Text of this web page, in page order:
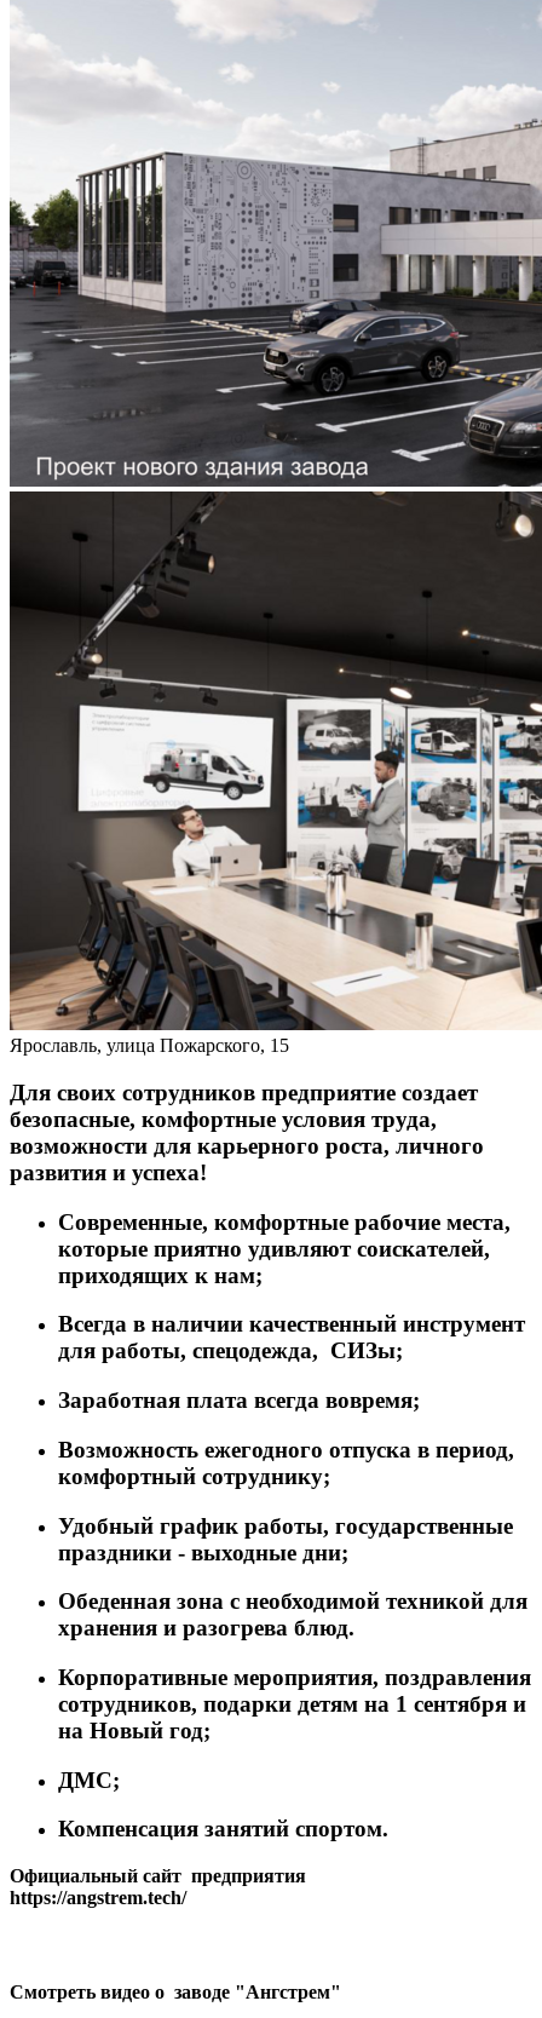
Ярославль, улица Пожарского, 15
Для своих сотрудников предприятие создает
безопасные, комфортные условия труда,
возможности для карьерного роста, личного
развития и успеха!
Современные, комфортные рабочие места,
которые приятно удивляют соискателей,
приходящих к нам;
Всегда в наличии качественный инструмент
для работы, спецодежда, СИЗы;
Заработная плата всегда вовремя;
Возможность ежегодного отпуска в период,
комфортный сотруднику;
Удобный график работы, государственные
праздники - выходные дни;
Обеденная зона с необходимой техникой для
хранения и разогрева блюд.
Корпоративные мероприятия, поздравления
сотрудников, подарки детям на 1 сентября и
на Новый год;
ДМС;
Компенсация занятий спортом.
Официальный сайт предприятия
https://angstrem.tech/
Смотреть видео о заводе "Ангстрем"